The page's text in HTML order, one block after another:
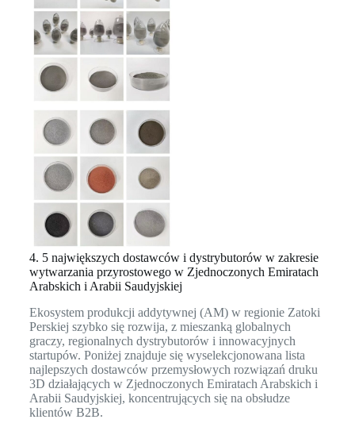
4. 5 największych dostawców i dystrybutorów w zakresie
wytwarzania przyrostowego w Zjednoczonych Emiratach
Arabskich i Arabii Saudyjskiej
Ekosystem produkcji addytywnej (AM) w regionie Zatoki
Perskiej szybko się rozwija, z mieszanką globalnych
graczy, regionalnych dystrybutorów i innowacyjnych
startupów. Poniżej znajduje się wyselekcjonowana lista
najlepszych dostawców przemysłowych rozwiązań druku
3D działających w Zjednoczonych Emiratach Arabskich i
Arabii Saudyjskiej, koncentrujących się na obsłudze
klientów B2B.